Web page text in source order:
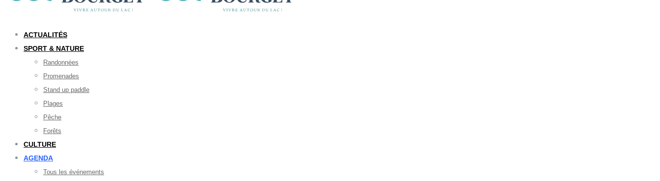
ACTUALITÉS
SPORT & NATURE
Randonnées
Promenades
Stand up paddle
Plages
Pêche
Forêts
CULTURE
AGENDA
Tous les événements